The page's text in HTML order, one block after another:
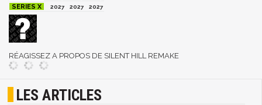
2027
2027 2027
RÉAGISSEZ A PROPOS DE SILENT HILL REMAKE
LES ARTICLES